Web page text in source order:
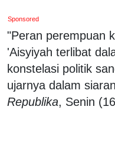
Sponsored
"Peran perempuan
'Aisyiyah terlibat
konstelasi politik
ujarnya dalam
Republika, Senin